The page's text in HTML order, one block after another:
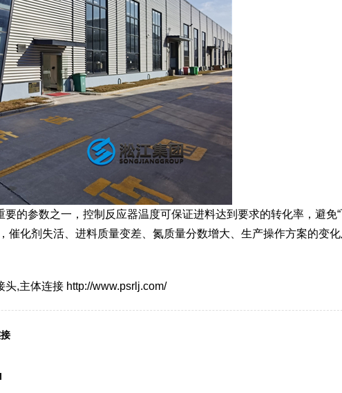
的参数之一，控制反应器温度可保证进料达到要求的转化率，避免
催化剂失活、进料质量变差、氮质量分数增大、生产操作方案的变
头,主体连接 http://www.psrlj.com/